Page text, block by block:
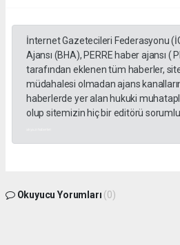
İnternet Gazetecileri Federasyonu
Ajansı (BHA), PERRE haber ajansı (
tarafından eklenen tüm haberler,
müdahalesi olmadan ajans
haberlerde yer alan hukuki
olup sitemizin hiç bir editörü
Okuyucu Yorumları (0)